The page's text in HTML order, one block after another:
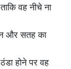
वह नीचे ना
और सतह का
होने पर वह